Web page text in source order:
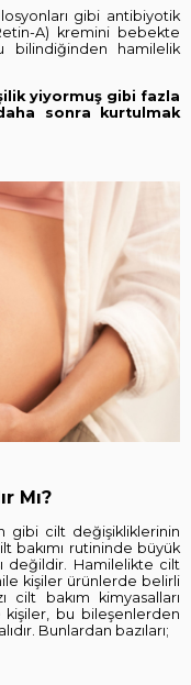
gibi antibiyotik
A) kremini bebekte
bilindiğinden hamilelik
yiyormuş gibi fazla
sonra kurtulmak
Mı?
gibi cilt değişikliklerinin
bakımı rutininde büyük
değildir. Hamilelikte cilt
kişiler ürünlerde belirli
cilt bakım kimyasalları
kişiler, bu bileşenlerden
Bunlardan bazıları;